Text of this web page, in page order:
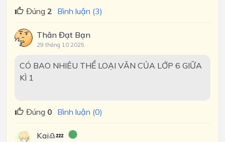
Đúng 2 Bình luận (3)
Thân Đạt Bạn
29 tháng 10 2025
CÓ BAO NHIÊU THỂ LOẠI VĂN CỦA LỚP 6 GIỮA
KÌ 1
Đúng 0 Bình luận (0)
Kai♎💤